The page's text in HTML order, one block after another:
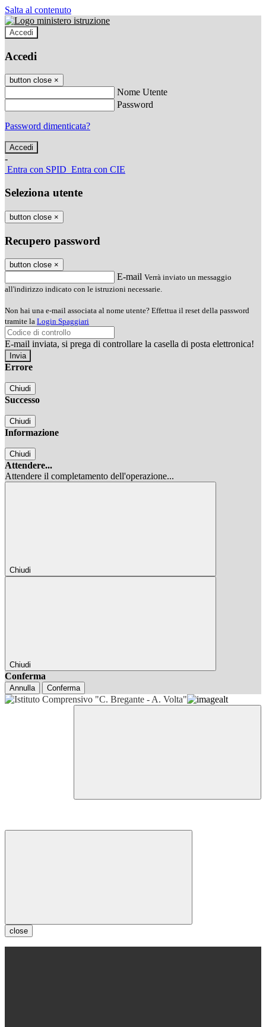
Salta al contenuto
Accedi
Accedi
button close ×
Nome Utente
Password
Password dimenticata?
-
Entra con SPID Entra con CIE
Seleziona utente
button close ×
Recupero password
button close ×
E-mail Verrà inviato un messaggio
all'indirizzo indicato con le istruzioni necessarie.
Non hai una e-mail associata al nome utente? Effettua il reset della password
tramite la Login Spaggiari
E-mail inviata, si prega di controllare la casella di posta elettronica!
Errore
Chiudi
Successo
Chiudi
Informazione
Chiudi
Attendere...
Attendere il completamento dell'operazione...
Chiudi
Chiudi
Conferma
Annulla Conferma
close